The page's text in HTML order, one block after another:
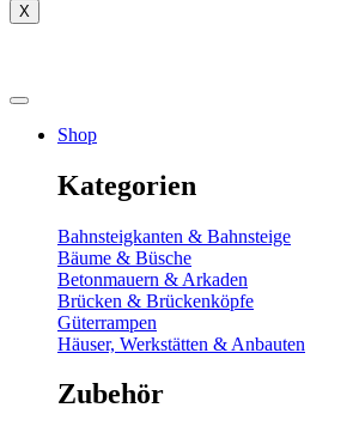
X
Shop
Kategorien
Bahnsteigkanten & Bahnsteige
Bäume & Büsche
Betonmauern & Arkaden
Brücken & Brückenköpfe
Güterrampen
Häuser, Werkstätten & Anbauten
Zubehör